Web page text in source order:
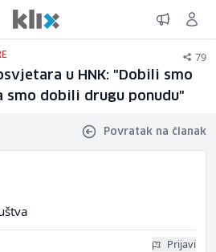
79
u HNK: "Dobili smo
smo dobili drugu ponudu"
Povratak na članak
Prijavi